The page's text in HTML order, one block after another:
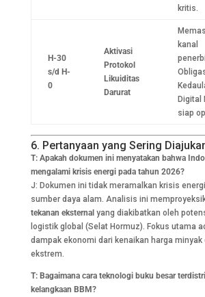
kritis.
H-30
s/d H-
0
Aktivasi
Protokol
Likuiditas
Darurat
kanal
Digital
siap
6. Pertanyaan yang Sering
T: Apakah dokumen ini menyatakan bahwa
mengalami krisis energi pada tahun 2026?
J: Dokumen ini tidak meramalkan krisis
sumber daya alam. Analisis ini
tekanan eksternalyang diakibatkan oleh
logistik global (Selat Hormuz). Fokus utama
dampak ekonomi dari kenaikan harga minyak
ekstrem.
T: Bagaimana cara teknologi buku besar
kelangkaan BBM?